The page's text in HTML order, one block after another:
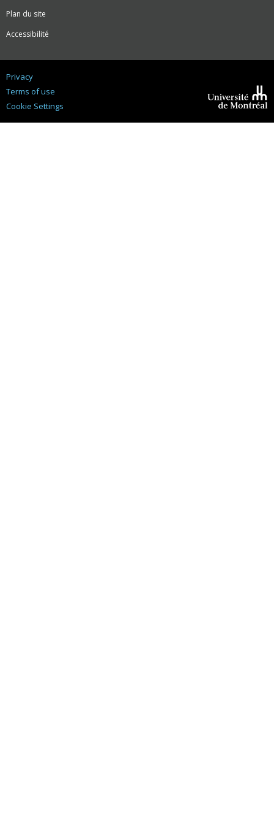
Plan du site
Accessibilité
Privacy
Terms of use
Cookie Settings
Montréal